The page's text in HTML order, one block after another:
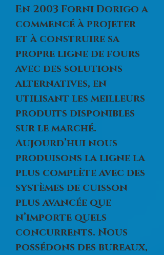
En 2003 Forni Dorigo a
commencé à projeter
et à construire sa
propre ligne de fours
avec des solutions
alternatives, en
utilisant les meilleurs
produits disponibles
sur le marché.
Aujourd’hui nous
produisons la ligne la
plus complète avec des
systèmes de cuisson
plus avancée que
n’importe quels
concurrents. Nous
possédons des bureaux,